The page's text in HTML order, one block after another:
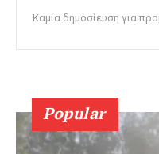
Καμία δημοσίευση για
Popular